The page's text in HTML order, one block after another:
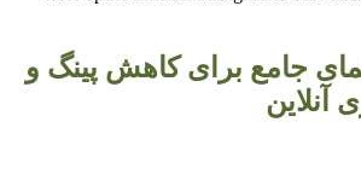
جامع برای کاهش پینگ و
آنلاین